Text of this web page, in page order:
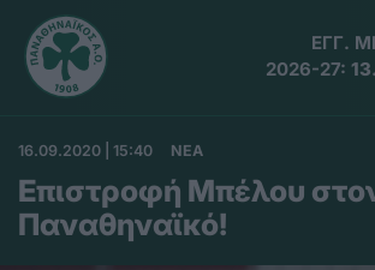
ΕΓΓ.
2026-27:
16.09.2020 | 15:40 ΝΕΑ
Επιστροφή Μπέλου
Παναθηναϊκό!